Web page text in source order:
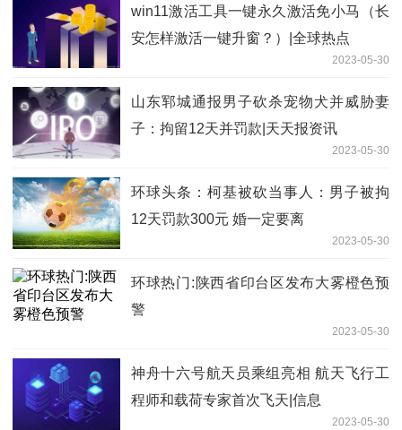
win11激活工具一键永久激活免小马（长
安怎样激活一键升窗？）|全球热点
2023-05-30
山东郓城通报男子砍杀宠物犬并威胁妻
子：拘留12天并罚款|天天报资讯
2023-05-30
环球头条：柯基被砍当事人：男子被拘
12天罚款300元 婚一定要离
2023-05-30
环球热门:陕西省印台区发布大雾橙色预
警
2023-05-30
神舟十六号航天员乘组亮相 航天飞行工
程师和载荷专家首次飞天|信息
2023-05-30